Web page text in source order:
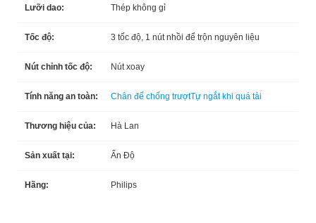
Lưỡi dao: Thép không gỉ
Tốc độ: 3 tốc độ, 1 nút nhồi để trộn nguyên liệu
Nút chỉnh tốc độ: Nút xoay
Tính năng an toàn: Chân đế chống trượtTự ngắt khi quá tải
Thương hiệu của: Hà Lan
Sản xuất tại: Ấn Độ
Hãng: Philips